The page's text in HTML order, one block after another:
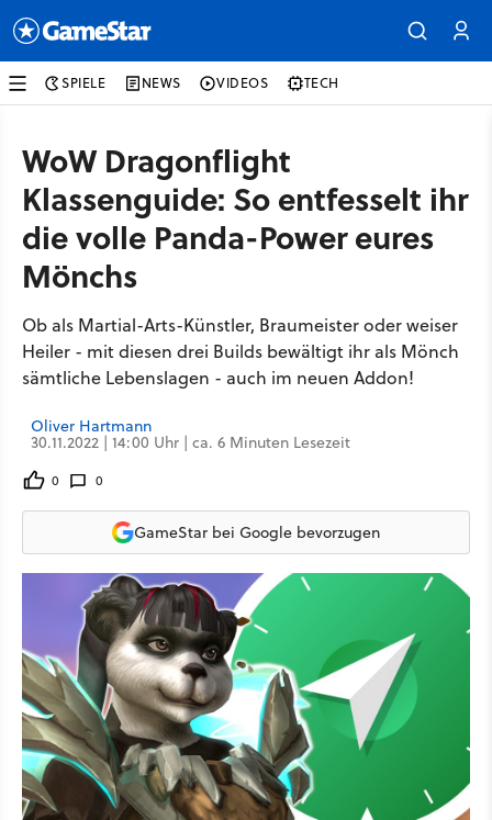
SPIELE NEWS VIDEOS TECH
WoW Dragonflight
Klassenguide: So entfesselt ihr
die volle Panda-Power eures
Mönchs
Ob als Martial-Arts-Künstler, Braumeister oder weiser
Heiler - mit diesen drei Builds bewältigt ihr als Mönch
sämtliche Lebenslagen - auch im neuen Addon!
Oliver Hartmann
30.11.2022 | 14:00 Uhr | ca. 6 Minuten Lesezeit
0 0
GameStar bei Google bevorzugen